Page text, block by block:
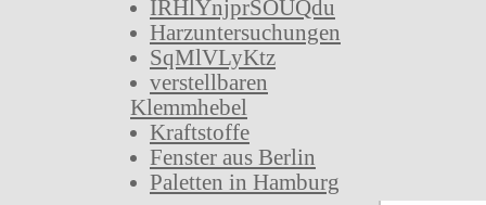
IRHlYnjprSOUQdu
Harzuntersuchungen
SqMlVLyKtz
verstellbaren
Klemmhebel
Kraftstoffe
Fenster aus Berlin
Paletten in Hamburg